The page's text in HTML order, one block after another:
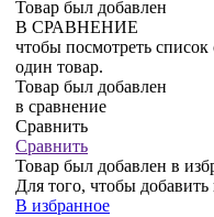
Товар был добавлен
В СРАВНЕНИЕ
чтобы посмотреть
один товар.
Товар был добавлен
в сравнение
Сравнить
Сравнить
Товар был добавлен в
Для того, чтобы
В избранное